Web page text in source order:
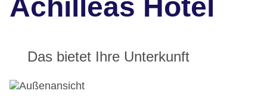
Achilleas Hotel
Das bietet Ihre Unterkunft